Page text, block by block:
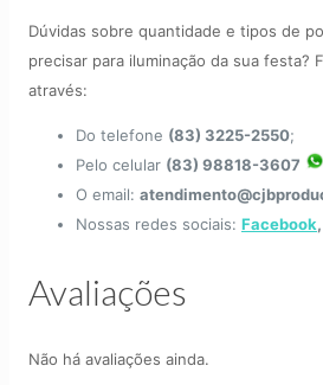
Dúvidas sobre quantidade e tipos de
precisar para iluminação da sua festa?
através:
Do telefone (83) 3225-2550;
Pelo celular (83) 98818-3607
O email:
Nossas redes sociais: Facebook,
Avaliações
Não há avaliações ainda.